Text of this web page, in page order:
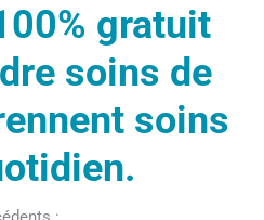
gratuit
soins de
soins